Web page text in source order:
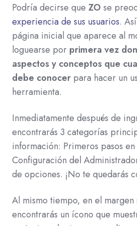
Podría decirse que ZO se
experiencia de sus usuarios.
página inicial que aparece al
loguearse por primera vez
aspectos y conceptos que
debe conocer para hacer un
herramienta.
Inmediatamente después de
encontrarás 3 categorías
información: Primeros pasos en
Configuración del
de opciones. ¡No te quedarás
Al mismo tiempo, en el
encontrarás un ícono que